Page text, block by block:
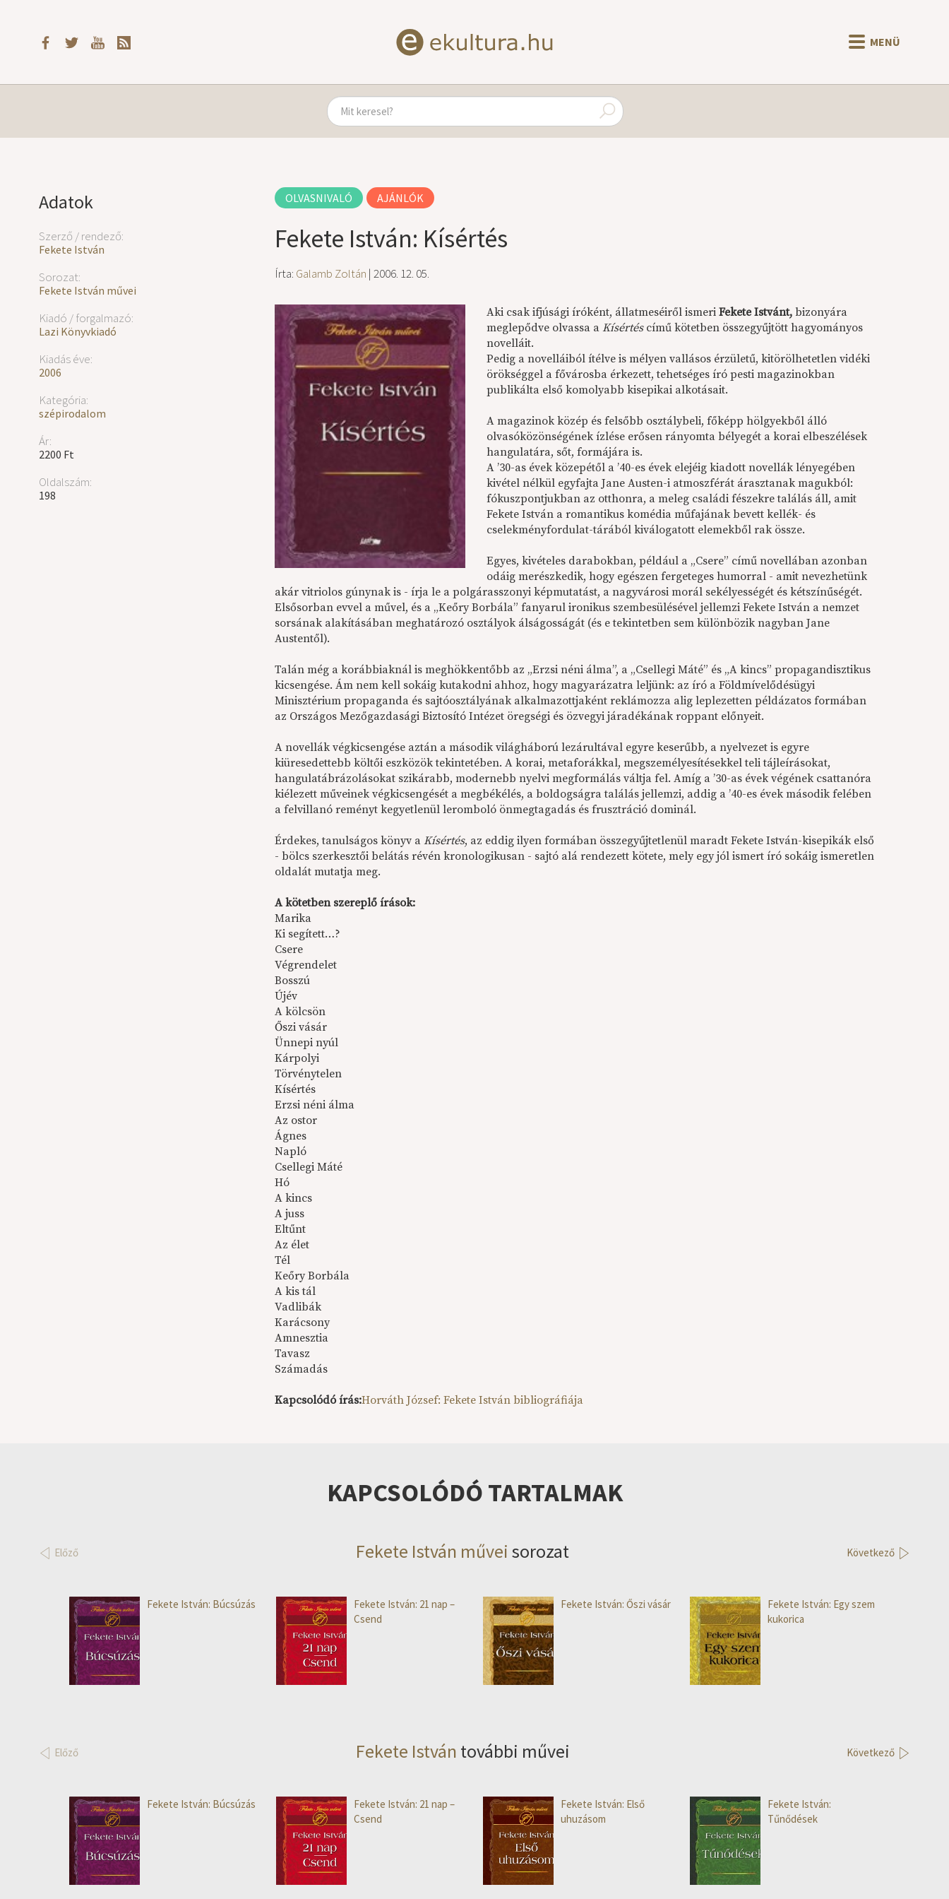
MENÜ
Adatok
Szerző / rendező:
Fekete István
Sorozat:
Fekete István művei
Kiadó / forgalmazó:
Lazi Könyvkiadó
Kiadás éve:
2006
Kategória:
szépirodalom
Ár:
2200 Ft
Oldalszám:
198
OLVASNIVALÓ AJÁNLÓK
Fekete István: Kísértés
Írta: Galamb Zoltán | 2006. 12. 05.
Aki csak ifjúsági íróként, állatmeséiről ismeriFekete Istvánt, bizonyára
meglepődve olvassa aKísértéscímű kötetben összegyűjtött hagyományos
novelláit.
Pedig a novelláiból ítélve is mélyen vallásos érzületű, kitörölhetetlen vidéki
örökséggel a fővárosba érkezett, tehetséges író pesti magazinokban
publikálta első komolyabb kisepikai alkotásait.
A magazinok közép és felsőbb osztálybeli, főképp hölgyekből álló
olvasóközönségének ízlése erősen rányomta bélyegét a korai elbeszélések
hangulatára, sőt, formájára is.
A ’30-as évek közepétől a ’40-es évek elejéig kiadott novellák lényegében
kivétel nélkül egyfajta Jane Austen-i atmoszférát árasztanak magukból:
fókuszpontjukban az otthonra, a meleg családi fészekre találás áll, amit
Fekete István a romantikus komédia műfajának bevett kellék- és
cselekményfordulat-tárából kiválogatott elemekből rak össze.
Egyes, kivételes darabokban, például a „Csere” című novellában azonban
odáig merészkedik, hogy egészen fergeteges humorral - amit nevezhetünk
akár vitriolos gúnynak is - írja le a polgárasszonyi képmutatást, a nagyvárosi morál sekélyességét és kétszínűségét.
Elsősorban evvel a művel, és a „Keőry Borbála” fanyarul ironikus szembesülésével jellemzi Fekete István a nemzet
sorsának alakításában meghatározó osztályok álságosságát (és e tekintetben sem különbözik nagyban Jane
Austentől).
Talán még a korábbiaknál is meghökkentőbb az „Erzsi néni álma”, a „Csellegi Máté” és „A kincs” propagandisztikus
kicsengése. Ám nem kell sokáig kutakodni ahhoz, hogy magyarázatra leljünk: az író a Földmívelődésügyi
Minisztérium propaganda és sajtóosztályának alkalmazottjaként reklámozza alig leplezetten példázatos formában
az Országos Mezőgazdasági Biztosító Intézet öregségi és özvegyi járadékának roppant előnyeit.
A novellák végkicsengése aztán a második világháború lezárultával egyre keserűbb, a nyelvezet is egyre
kiüresedettebb költői eszközök tekintetében. A korai, metaforákkal, megszemélyesítésekkel teli tájleírásokat,
hangulatábrázolásokat szikárabb, modernebb nyelvi megformálás váltja fel. Amíg a ’30-as évek végének csattanóra
kiélezett műveinek végkicsengését a megbékélés, a boldogságra találás jellemzi, addig a ’40-es évek második felében
a felvillanó reményt kegyetlenül leromboló önmegtagadás és frusztráció dominál.
Érdekes, tanulságos könyv aKísértés, az eddig ilyen formában összegyűjtetlenül maradt Fekete István-kisepikák első
- bölcs szerkesztői belátás révén kronologikusan - sajtó alá rendezett kötete, mely egy jól ismert író sokáig ismeretlen
oldalát mutatja meg.
A kötetben szereplő írások:
Marika
Ki segített…?
Csere
Végrendelet
Bosszú
Újév
A kölcsön
Őszi vásár
Ünnepi nyúl
Kárpolyi
Törvénytelen
Kísértés
Erzsi néni álma
Az ostor
Ágnes
Napló
Csellegi Máté
Hó
A kincs
A juss
Eltűnt
Az élet
Tél
Keőry Borbála
A kis tál
Vadlibák
Karácsony
Amnesztia
Tavasz
Számadás
Kapcsolódó írás:Horváth József: Fekete István bibliográfiája
KAPCSOLÓDÓ TARTALMAK
Előző Fekete István művei sorozat Következő
Fekete István: Búcsúzás
Fekete István: 21 nap –
Csend
Fekete István: Őszi vásár
Fekete István: Egy szem
kukorica
Előző Fekete István további művei Következő
Fekete István: Búcsúzás
Fekete István: 21 nap –
Csend
Fekete István: Első
uhuzásom
Fekete István:
Tűnődések